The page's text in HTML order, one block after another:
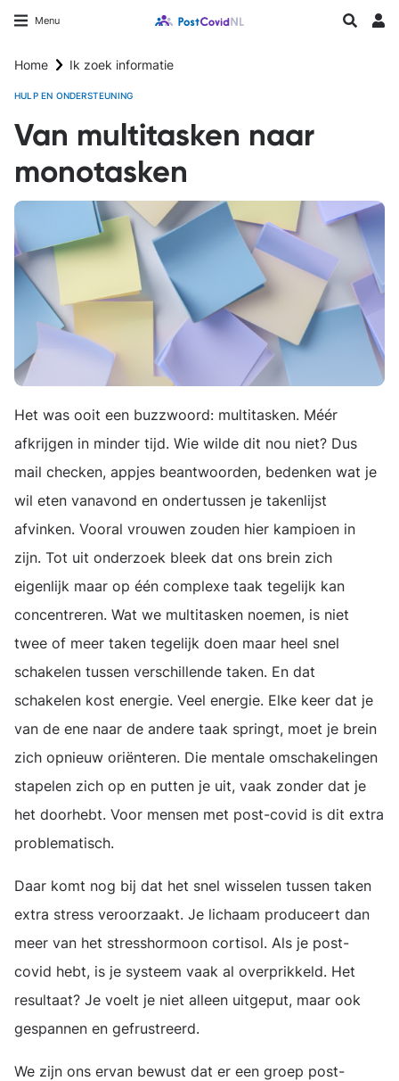
gaan
Menu Longfonds homepageZoeken
Home Ik zoek informatie
HULP EN ONDERSTEUNING
Van multitasken naar
monotasken
Het was ooit een buzzwoord: multitasken. Méér
afkrijgen in minder tijd. Wie wilde dit nou niet? Dus
mail checken, appjes beantwoorden, bedenken wat je
wil eten vanavond en ondertussen je takenlijst
afvinken. Vooral vrouwen zouden hier kampioen in
zijn. Tot uit onderzoek bleek dat ons brein zich
eigenlijk maar op één complexe taak tegelijk kan
concentreren. Wat we multitasken noemen, is niet
twee of meer taken tegelijk doen maar heel snel
schakelen tussen verschillende taken. En dat
schakelen kost energie. Veel energie. Elke keer dat je
van de ene naar de andere taak springt, moet je brein
zich opnieuw oriënteren. Die mentale omschakelingen
stapelen zich op en putten je uit, vaak zonder dat je
het doorhebt. Voor mensen met post-covid is dit extra
problematisch.
Daar komt nog bij dat het snel wisselen tussen taken
extra stress veroorzaakt. Je lichaam produceert dan
meer van het stresshormoon cortisol. Als je post-
covid hebt, is je systeem vaak al overprikkeld. Het
resultaat? Je voelt je niet alleen uitgeput, maar ook
gespannen en gefrustreerd.
We zijn ons ervan bewust dat er een groep post-